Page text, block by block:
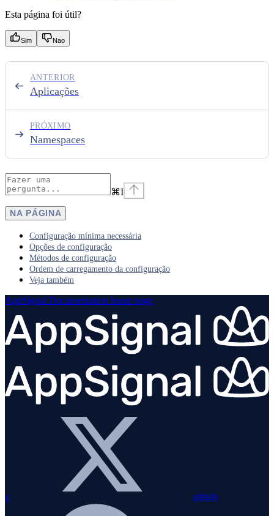
Esta página foi útil?
Sim Nao
Aplicações
ANTERIOR
Namespaces
PRÓXIMO
⌘I
NA PÁGINA
Configuração mínima necessária
Opções de configuração
Métodos de configuração
Ordem de carregamento da configuração
Veja também
AppSignal Documentation home page
x github